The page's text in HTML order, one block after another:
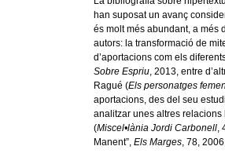
han suposat un avanç
és molt més abundant, a més
autors: la transformació de
d’aportacions com els
Sobre Espriu , 2013, entre
Ragué (Els personatges
aportacions, des del seu
analitzar unes altres relacions
(Miscel•lània Jordi Carbonell
Manent”, Els Marges , 78,